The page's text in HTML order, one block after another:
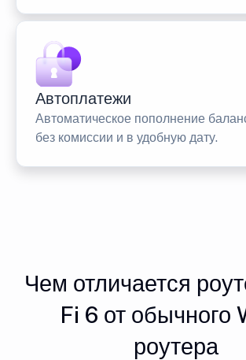
Автоплатежи
Автоматическое пополнение
без комиссии и в удобную дату.
Чем отличается
Fi 6 от обычного
роутера